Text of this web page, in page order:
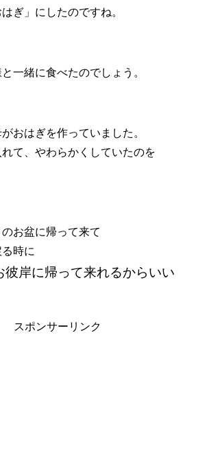
ぎ」にしたのですね。
一緒に食べたのでしょう。
おはぎを作っていました。
て、やわらかくしていたのを
お盆に帰って来て
時に
彼岸に帰って来れるからいい
スポンサーリンク